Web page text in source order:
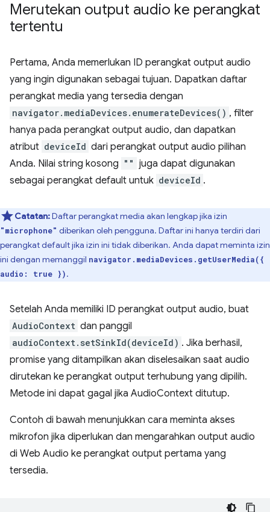
Merutekan output audio ke perangkat
tertentu
Pertama, Anda memerlukan ID perangkat output audio
yang ingin digunakan sebagai tujuan. Dapatkan daftar
perangkat media yang tersedia dengan
navigator.mediaDevices.enumerateDevices() , filter
hanya pada perangkat output audio, dan dapatkan
atribut deviceId dari perangkat output audio pilihan
Anda. Nilai string kosong "" juga dapat digunakan
sebagai perangkat default untuk deviceId .
Catatan:Daftar perangkat media akan lengkap jika izin
"microphone" diberikan oleh pengguna. Daftar ini hanya terdiri dari
perangkat default jika izin ini tidak diberikan. Anda dapat meminta izin
ini dengan memanggil navigator.mediaDevices.getUserMedia({
audio: true }).
Setelah Anda memiliki ID perangkat output audio, buat
AudioContext dan panggil
audioContext.setSinkId(deviceId) . Jika berhasil,
promise yang ditampilkan akan diselesaikan saat audio
dirutekan ke perangkat output terhubung yang dipilih.
Metode ini dapat gagal jika AudioContext ditutup.
Contoh di bawah menunjukkan cara meminta akses
mikrofon jika diperlukan dan mengarahkan output audio
di Web Audio ke perangkat output pertama yang
tersedia.